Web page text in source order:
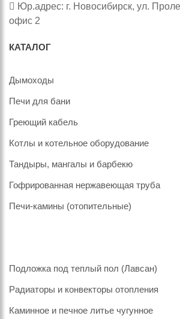
Юр.адрес: г. Новосибирск, ул.
офис 2
КАТАЛОГ
Дымоходы
Печи для бани
Греющий кабель
Котлы и котельное оборудование
Тандыры, мангалы и барбекю
Гофрированная нержавеющая труба
Печи-камины (отопительные)
Подложка под теплый пол (Лавсан)
Радиаторы и конвекторы отопления
Каминное и печное литье чугунное